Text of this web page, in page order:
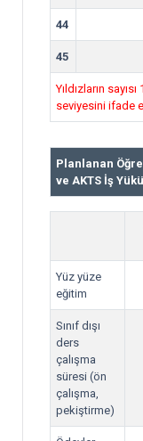
44
45
Yıldızların
seviyesini ifade
Planlanan
ve AKTS İş Yükü
Yüz yüze
eğitim
Sınıf dışı
ders
çalışma
süresi (ön
çalışma,
pekiştirme)